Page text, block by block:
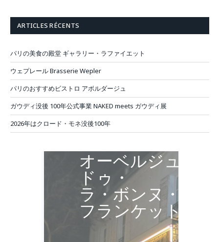
ARTICLES RÉCENTS
パリの美食の殿堂 ギャラリー・ラファイエット
ウェプレール Brasserie Wepler
パリのおすすめビストロ アボルダージュ
ガウディ没後 100年公式事業 NAKED meets ガウディ展
2026年はクロード・モネ没後100年
オーベルジュ・
ドゥ・
ラ・ボンヌ・
フランケット